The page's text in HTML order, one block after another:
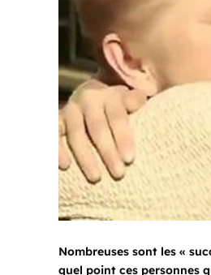
Nombreuses sont les «
quel point ces personnes